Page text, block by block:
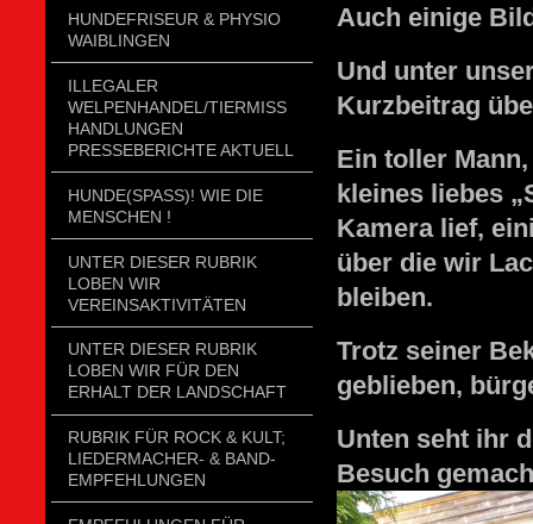
HUNDEFRISEUR & PHYSIO
WAIBLINGEN
ILLEGALER
WELPENHANDEL/TIERMISSH
ANDLUNGEN P
RESSEBERICHTE AKTUELL
HUNDE(SPASS)! WIE DIE
MENSCHEN !
UNTER DIESER RUBRIK
LOBEN WIR
VEREINSAKTIVITÄTEN
UNTER DIESER RUBRIK
LOBEN WIR FÜR DEN
ERHALT DER LANDSCHAFT
RUBRIK FÜR ROCK & KULT;
LIEDERMACHER- & BAND-
EMPFEHLUNGEN
Auch einige
Und unter
Kurzbeitrag
Ein toller
kleines liebes
Kamera lief,
über die wir
bleiben.
Trotz seiner
geblieben,
Unten seht ihr
Besuch